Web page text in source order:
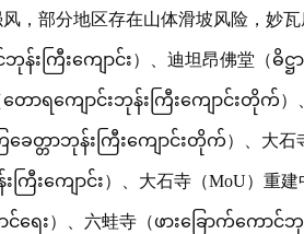
，部分地区存在山体滑坡风险，妙
န်းကြီးကျောင်း）、迪坦昂佛堂（ဓိဋ္
တောရကျောင်းဘုန်းကြီးကျောင်းတိုက်
ေတ္တာဘုန်းကြီးကျောင်းတိုက်）、大石
ကြီးကျောင်း）、大石寺（MoU）重
ေး）、六蛙寺（ဖားခြောက်ကောင်ဘုန်